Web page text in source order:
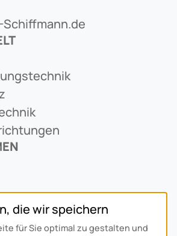
Schiffmann.de
Stiftung
die wir speichern
für Sie optimal zu gestalten und